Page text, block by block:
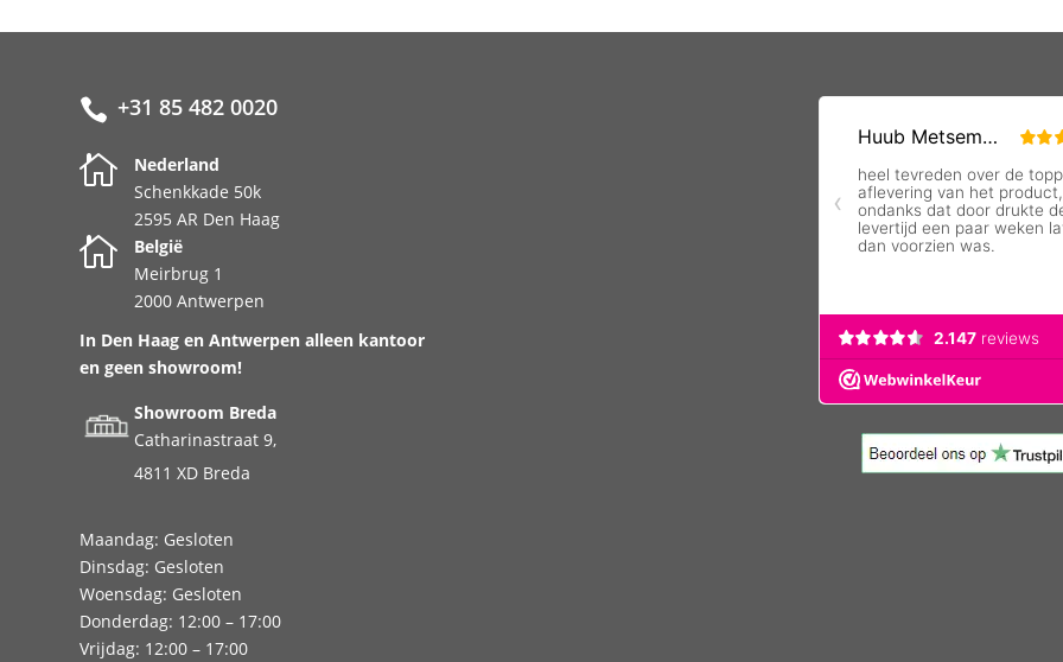
 +31 85 482 0020

Nederland
Schenkkade 50k
2595 AR Den Haag

België
Meirbrug 1
2000 Antwerpen
In Den Haag en Antwerpen alleen kantoor
en geen showroom!
Showroom Breda
Catharinastraat 9,
4811 XD Breda
Maandag: Gesloten
Dinsdag: Gesloten
Woensdag: Gesloten
Donderdag: 12:00 – 17:00
Vrijdag: 12:00 – 17:00